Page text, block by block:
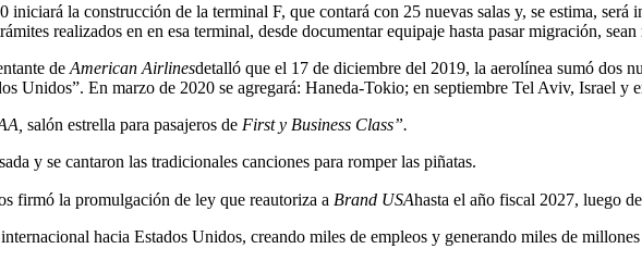
iniciará la construcción de la terminal F, que contará con 25 nuevas salas y, se estima,
realizados en en esa terminal, desde documentar equipaje hasta pasar migración,
de American Airlinesdetalló que el 17 de diciembre del 2019, la aerolínea sumó dos
Unidos”. En marzo de 2020 se agregará: Haneda-Tokio; en septiembre Tel Aviv, Israel y
salón estrella para pasajeros de First y Business Class”.
y se cantaron las tradicionales canciones para romper las piñatas.
la promulgación de ley que reautoriza a Brand USAhasta el año fiscal 2027, luego
hacia Estados Unidos, creando miles de empleos y generando miles de